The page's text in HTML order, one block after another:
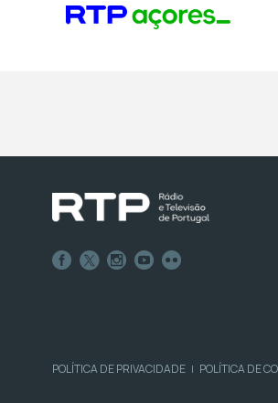
POLÍTICA DE PRIVACIDADE | POLÍTICA DE